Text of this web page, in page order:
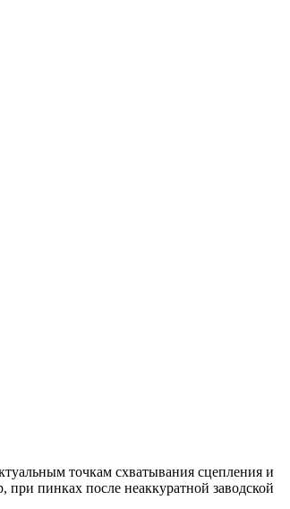
точкам схватывания сцепления и
пинках после неаккуратной заводской